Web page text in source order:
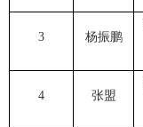
3 杨振鹏
4 张盟